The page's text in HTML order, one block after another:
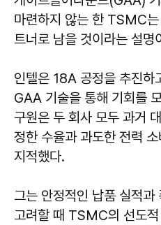
마련하지 않는 한 TSMC
트너로 남을 것이라는 설명
인텔은 18A 공정을 추진하
GAA 기술을 통해 기회를
구원은 두 회사 모두 과거
정한 수율과 과도한 전력
지적했다.
그는 안정적인 납품 실적과
고려할 때 TSMC의 선도적